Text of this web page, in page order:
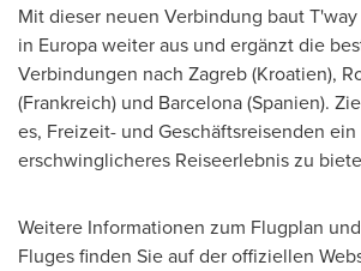
Mit dieser neuen Verbindung baut
in Europa weiter aus und ergänzt die
Verbindungen nach Zagreb(Kroatien),
(Frankreich) und Barcelona(Spanien).
es, Freizeit- und Geschäftsreisenden
erschwinglicheres Reiseerlebnis zu
Weitere Informationen zum Flugplan
Fluges finden Sie auf der offiziellen